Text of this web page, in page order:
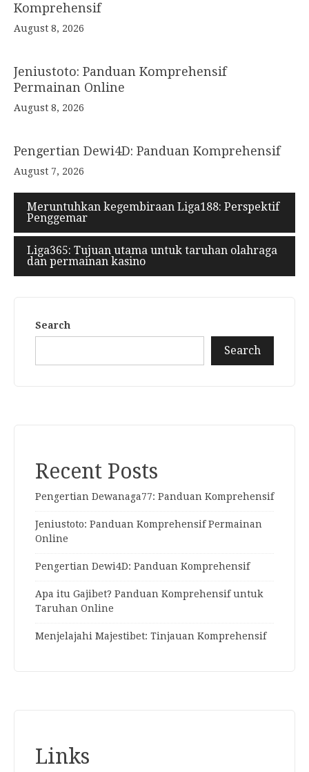
Komprehensif
August 8, 2026
Jeniustoto: Panduan Komprehensif
Permainan Online
August 8, 2026
Pengertian Dewi4D: Panduan Komprehensif
August 7, 2026
Meruntuhkan kegembiraan Liga188: Perspektif
Penggemar
Liga365: Tujuan utama untuk taruhan olahraga
dan permainan kasino
Search
Search
Recent Posts
Pengertian Dewanaga77: Panduan Komprehensif
Jeniustoto: Panduan Komprehensif Permainan
Online
Pengertian Dewi4D: Panduan Komprehensif
Apa itu Gajibet? Panduan Komprehensif untuk
Taruhan Online
Menjelajahi Majestibet: Tinjauan Komprehensif
Links